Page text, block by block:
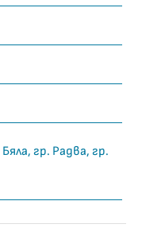
гр. Радва, гр.